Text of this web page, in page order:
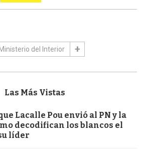
Ministerio del Interior
Las Más Vistas
Lacalle Pou envió al PN y la
decodifican los blancos el
líder